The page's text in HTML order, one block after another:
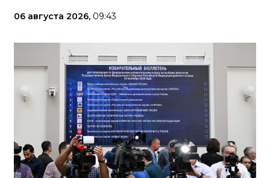
06 августа 2026, 09:43